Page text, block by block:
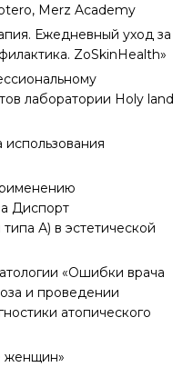
Merz Academy
Ежедневный уход за
ZoSkinHealth»
лаборатории Holy land
использования
Диспорт
А) в эстетической
«Ошибки врача
и проведении
атопического
женщин»